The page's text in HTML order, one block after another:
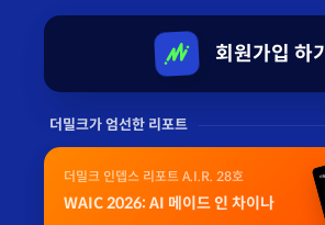
회원가입 하기
더밀크가 엄선한 리포트
더밀크 인뎁스 리포트 A.I.R. 28호
WAIC 2026: AI 메이드 인 차이나